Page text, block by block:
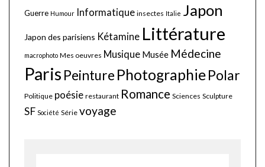
Guerre Humour Informatique insectes Italie Japon
Japon des parisiens Kétamine Littérature
macrophoto Mes oeuvres Musique Musée Médecine
Paris Peinture PhotographiePolar
Politique poésie restaurant Romance Sciences Sculpture
SF Société Série voyage